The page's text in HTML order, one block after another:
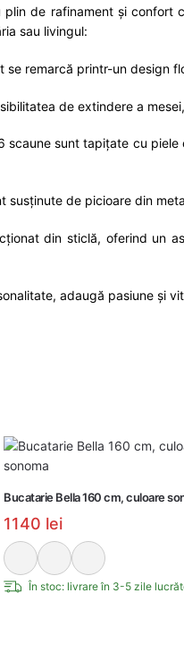
de rafinament și
sau livingul:
se remarcă printr-un design
de extindere a
scaune sunt tapițate cu
susținute de picioare din
din sticlă, oferind un
adaugă pasiune și
Bucatarie Bella 160 cm, culoare
1140 lei
În stoc: livrare în 3-5 zile